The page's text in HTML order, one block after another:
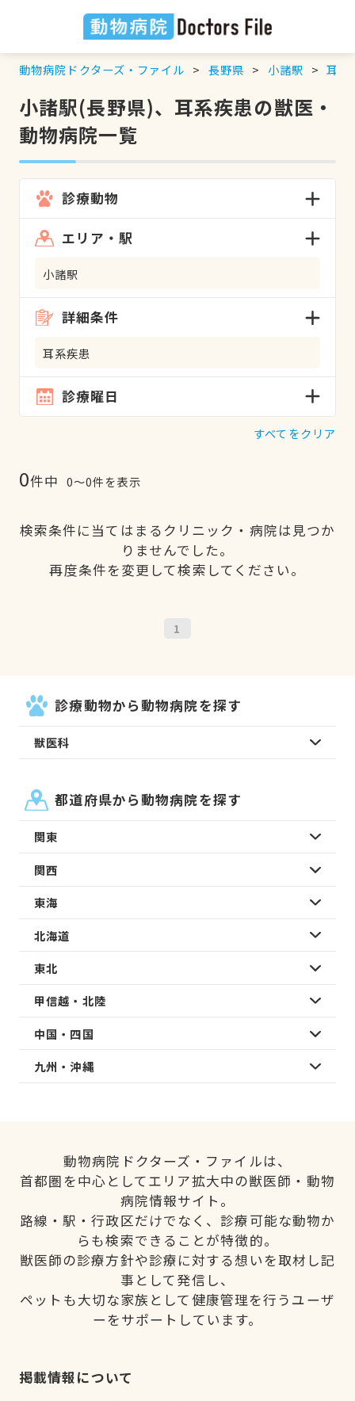
動物病院ドクターズ・ファイル 長野県 小諸駅 耳系
小諸駅(長野県)、耳系疾患の獣医・
動物病院一覧
診療動物
エリア・駅
小諸駅
詳細条件
耳系疾患
診療曜日
すべてをクリア
0件中 0〜0件を表示
検索条件に当てはまるクリニック・病院は見つか
りませんでした。
再度条件を変更して検索してください。
1
診療動物から動物病院を探す
獣医科
都道府県から動物病院を探す
関東
関西
東海
北海道
東北
甲信越・北陸
中国・四国
九州・沖縄
動物病院ドクターズ・ファイルは、
首都圏を中心としてエリア拡大中の獣医師・動物
病院情報サイト。
路線・駅・行政区だけでなく、診療可能な動物か
らも検索できることが特徴的。
獣医師の診療方針や診療に対する想いを取材し記
事として発信し、
ペットも大切な家族として健康管理を行うユーザ
ーをサポートしています。
掲載情報について